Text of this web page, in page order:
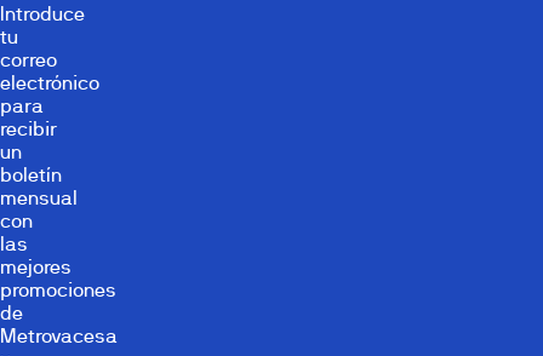
Introduce
tu
correo
electrónico
para
recibir
un
boletín
mensual
con
las
mejores
promociones
de
Metrovacesa